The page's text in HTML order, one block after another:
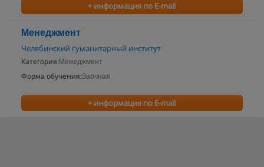
+ информация по E-mail
Менеджмент
Челябинский гуманитарный институт
Категория: Менеджмент
Форма обучения:Заочная
+ информация по E-mail